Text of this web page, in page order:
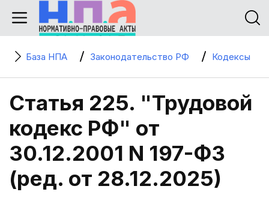
База НПА Законодательство РФ Кодексы
Статья 225. "Трудовой
кодекс РФ" от
30.12.2001 N 197-ФЗ
(ред. от 28.12.2025)